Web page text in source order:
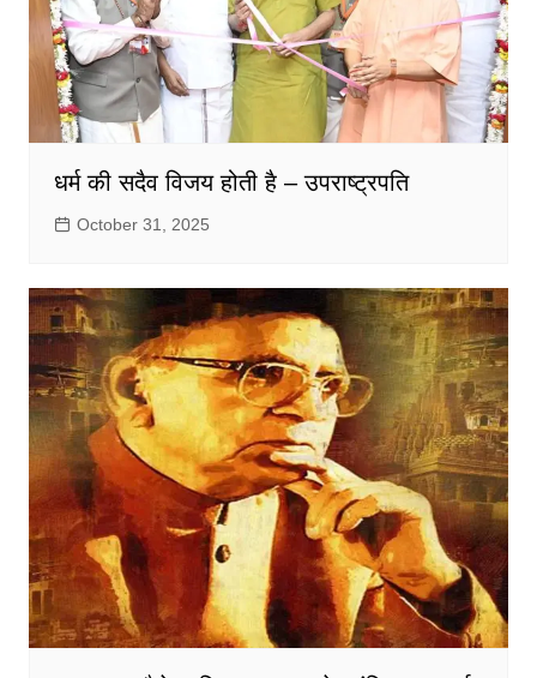
धर्म की सदैव विजय होती है – उपराष्ट्रपति
October 31, 2025